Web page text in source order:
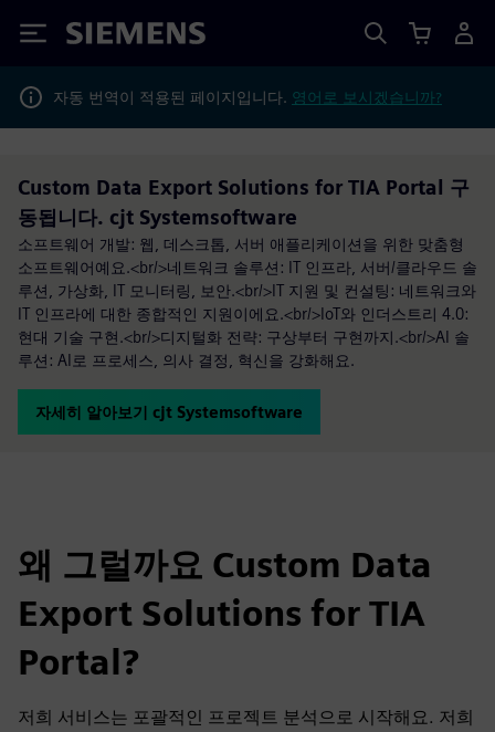
Siemens
자동 번역이 적용된 페이지입니다. 영어로 보시겠습니까?
Custom Data Export Solutions for TIA Portal 구
동됩니다. cjt Systemsoftware
소프트웨어 개발: 웹, 데스크톱, 서버 애플리케이션을 위한 맞춤형
소프트웨어예요.<br/>네트워크 솔루션: IT 인프라, 서버/클라우드 솔
루션, 가상화, IT 모니터링, 보안.<br/>IT 지원 및 컨설팅: 네트워크와
IT 인프라에 대한 종합적인 지원이에요.<br/>IoT와 인더스트리 4.0:
현대 기술 구현.<br/>디지털화 전략: 구상부터 구현까지.<br/>AI 솔
루션: AI로 프로세스, 의사 결정, 혁신을 강화해요.
자세히 알아보기 cjt Systemsoftware
왜 그럴까요 Custom Data
Export Solutions for TIA
Portal?
저희 서비스는 포괄적인 프로젝트 분석으로 시작해요. 저희